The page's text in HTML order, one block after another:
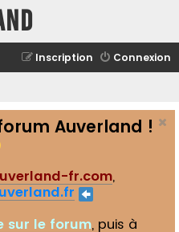
Connexion
Inscription
Auverland !
fr.com,
sur le forum, puis à